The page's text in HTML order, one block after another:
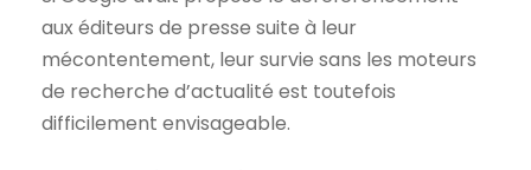
aux éditeurs de presse suite à leur
mécontentement, leur survie sans les moteurs
de recherche d’actualité est toutefois
difficilement envisageable.